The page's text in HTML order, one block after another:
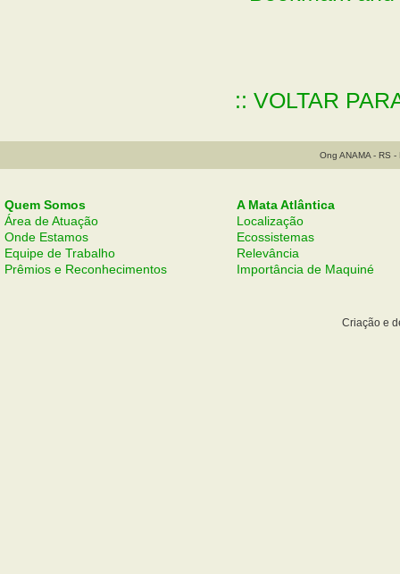
:: VOLTAR
Ong ANAMA - RS
Quem Somos
Área de Atuação
Onde Estamos
Equipe de Trabalho
Prêmios e Reconhecimentos
A Mata Atlântica
Localização
Ecossistemas
Relevância
Importância de Maquiné
Criação e